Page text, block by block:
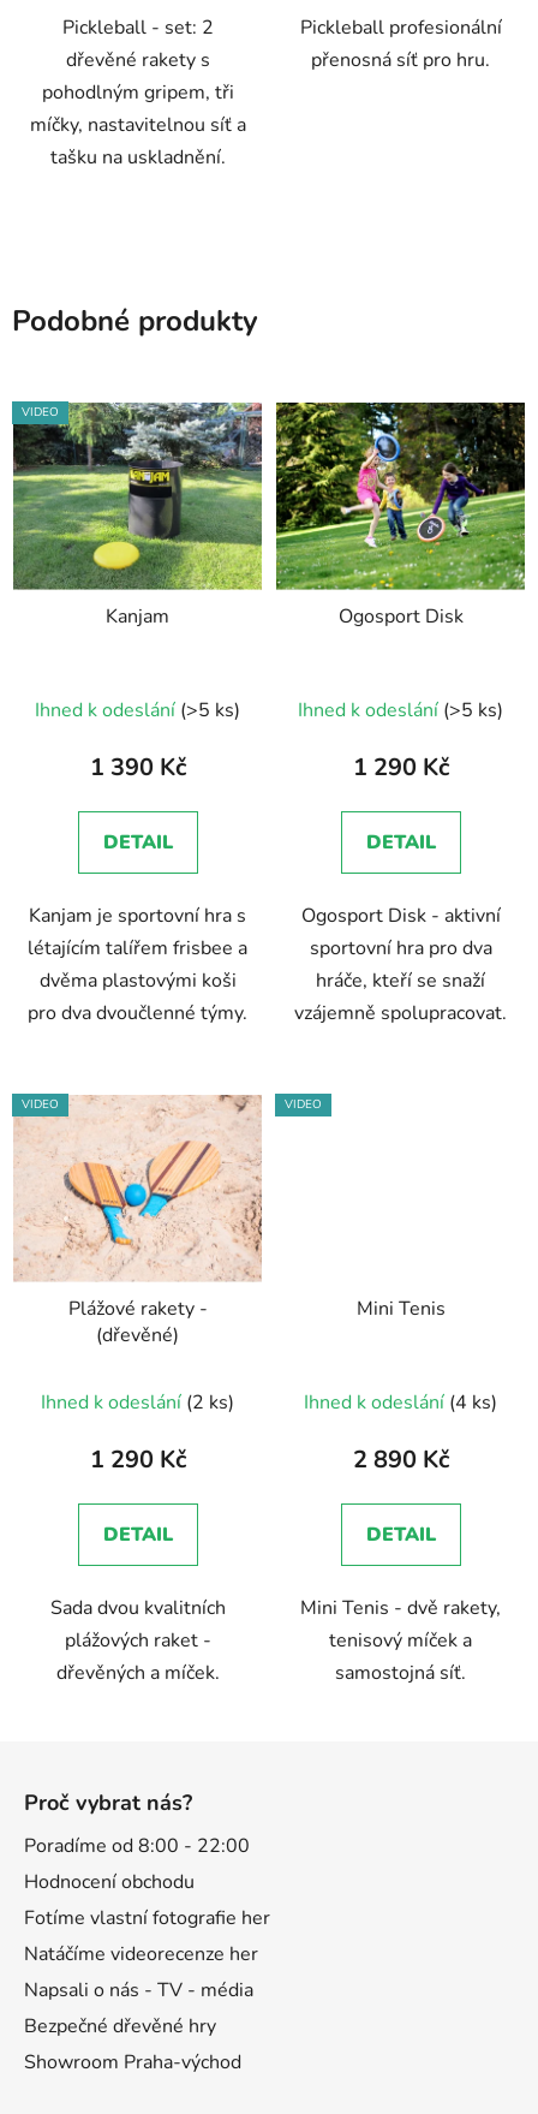
Pickleball - set: 2
dřevěné rakety s
pohodlným gripem, tři
míčky, nastavitelnou síť a
tašku na uskladnění.
Pickleball profesionální
přenosná síť pro hru.
Podobné produkty
VIDEO
Kanjam
hodnocení
produktu
5,0
z
hvězdiček.
Ihned k odeslání (>5 ks)
1 390 Kč
DETAIL
Kanjam je sportovní hra s
létajícím talířem frisbee a
dvěma plastovými koši
pro dva dvoučlenné týmy.
Ogosport Disk
Ihned k odeslání (>5 ks)
1 290 Kč
DETAIL
Ogosport Disk - aktivní
sportovní hra pro dva
hráče, kteří se snaží
vzájemně spolupracovat.
VIDEO
Plážové rakety -
(dřevěné)
Ihned k odeslání (2 ks)
1 290 Kč
DETAIL
Sada dvou kvalitních
plážových raket -
dřevěných a míček.
VIDEO
Mini Tenis
Ihned k odeslání (4 ks)
2 890 Kč
DETAIL
Mini Tenis - dvě rakety,
tenisový míček a
samostojná síť.
Proč vybrat nás?
Poradíme od 8:00 - 22:00
Hodnocení obchodu
Fotíme vlastní fotografie her
Natáčíme videorecenze her
Napsali o nás - TV - média
Bezpečné dřevěné hry
Showroom Praha-východ